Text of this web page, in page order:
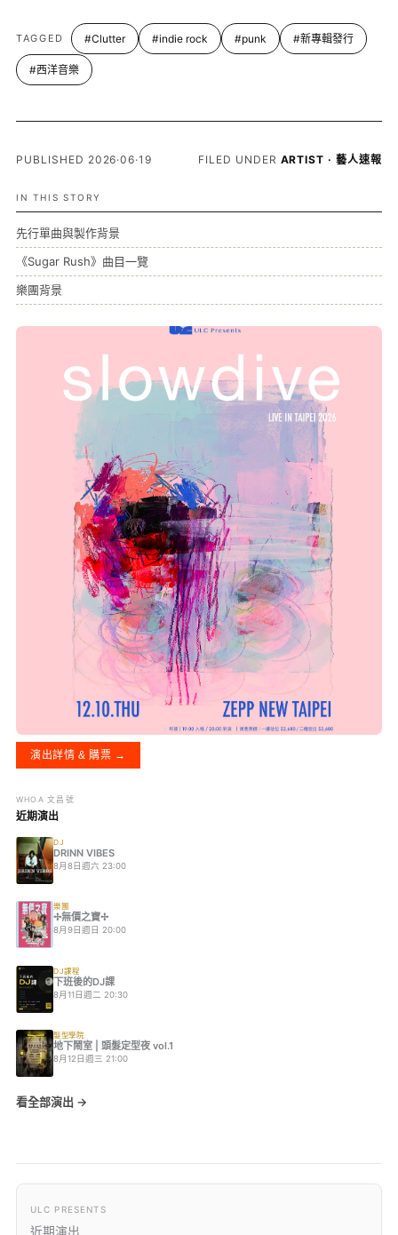
TAGGED #Clutter #indie rock #punk #新專輯發行
#西洋音樂
PUBLISHED 2026·06·19 FILED UNDER ARTIST · 藝人速報
IN THIS STORY
先行單曲與製作背景
《Sugar Rush》曲目一覽
樂團背景
演出詳情 & 購票 →
WHOA 文昌號
近期演出
DJ
DRINN VIBES
8月8日週六 23:00
樂團
✢無價之寶✢
8月9日週日 20:00
DJ課程
下班後的DJ課
8月11日週二 20:30
髮型學院
地下鬧室 | 頭髮定型夜 vol.1
8月12日週三 21:00
看全部演出 →
ULC PRESENTS
近期演出